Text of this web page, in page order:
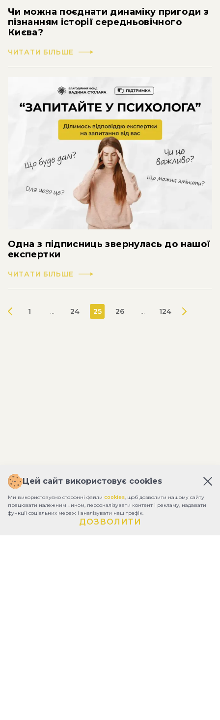
Чи можна поєднати динаміку пригоди з
пізнанням історії середньовічного
Києва?
ЧИТАТИ БІЛЬШЕ
Одна з підписниць звернулась до нашої
експертки
ЧИТАТИ БІЛЬШЕ
1 ... 24 25 26 ... 124
Цей сайт використовує cookies
Ми використовуємо сторонні файли cookies, щоб дозволити нашому сайту
працювати належним чином, персоналізувати контент і рекламу, надавати
функції соціальних мереж і аналізувати наш трафік.
ДОЗВОЛИТИ